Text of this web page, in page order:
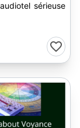
sérieuse